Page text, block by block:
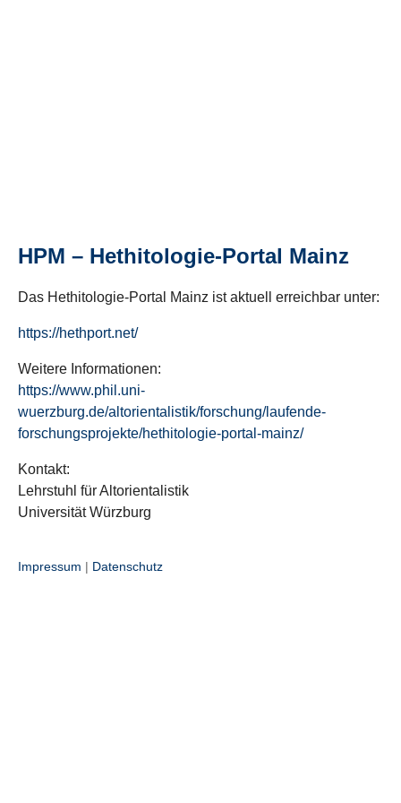
HPM – Hethitologie-Portal Mainz
Das Hethitologie-Portal Mainz ist aktuell erreichbar unter:
https://hethport.net/
Weitere Informationen:
https://www.phil.uni-
wuerzburg.de/altorientalistik/forschung/laufende-
forschungsprojekte/hethitologie-portal-mainz/
Kontakt:
Lehrstuhl für Altorientalistik
Universität Würzburg
Impressum | Datenschutz